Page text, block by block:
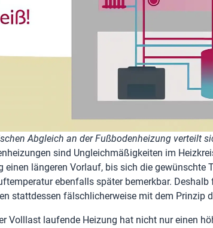
Abgleich an der Fußbodenheizung verteilt
sind Ungleichmäßigkeiten im
einen längeren Vorlauf, bis sich die
ebenfalls später bemerkbar.
stattdessen fälschlicherweise mit dem Prinzip
Volllast laufende Heizung hat nicht nur einen